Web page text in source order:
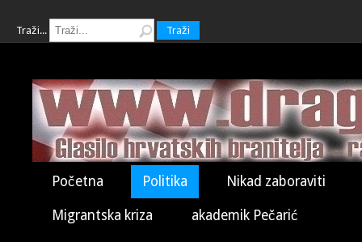
Traži... Traži
Početna Politika Nikad zaboraviti
Migrantska kriza akademik Pečarić